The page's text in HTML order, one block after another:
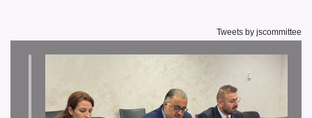
Tweets by jscommittee